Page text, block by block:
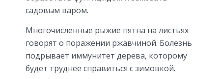
садовым варом.
Многочисленные рыжие пятна на листьях
говорят о поражении ржавчиной. Болезнь
подрывает иммунитет дерева, которому
будет труднее справиться с зимовкой.